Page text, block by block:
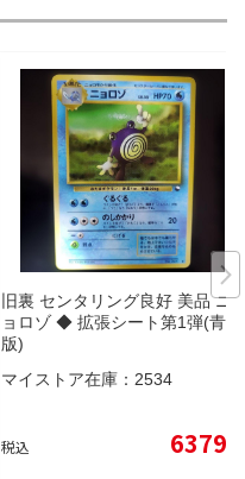
旧裏 センタリング良好 美品 ニ
ョロゾ ◆ 拡張シート第1弾(青
版)
マイストア在庫： 2534
税込 6379